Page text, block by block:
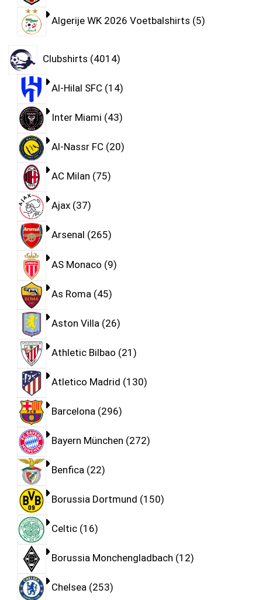
Algerije WK 2026 Voetbalshirts 5
Clubshirts 4014
Al-Hilal SFC 14
Inter Miami 43
Al-Nassr FC 20
AC Milan 75
Ajax 37
Arsenal 265
AS Monaco 9
As Roma 45
Aston Villa 26
Athletic Bilbao 21
Atletico Madrid 130
Barcelona 296
Bayern München 272
Benfica 22
Borussia Dortmund 150
Celtic 16
Borussia Monchengladbach 12
Chelsea 253